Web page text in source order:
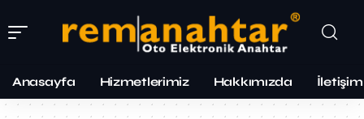
Anasayfa Hizmetlerimiz Hakkımızda İletişim